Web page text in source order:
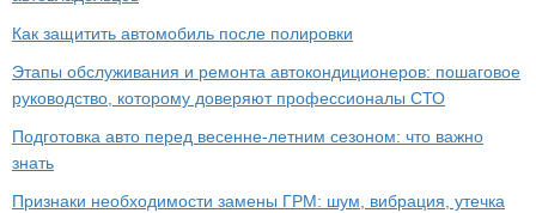
Как защитить автомобиль после полировки
Этапы обслуживания и ремонта автокондиционеров: пошаговое
руководство, которому доверяют профессионалы СТО
Подготовка авто перед весенне-летним сезоном: что важно
знать
Признаки необходимости замены ГРМ: шум, вибрация, утечка